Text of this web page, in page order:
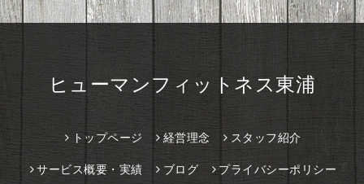
ヒューマンフィットネス東浦
トップページ 経営理念 スタッフ紹介
サービス概要・実績 ブログ プライバシーポリシー